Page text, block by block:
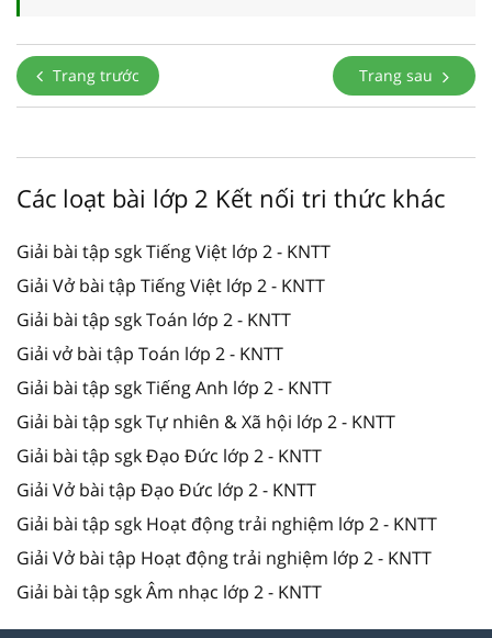
Trang trước Trang sau
Các loạt bài lớp 2 Kết nối tri thức khác
Giải bài tập sgk Tiếng Việt lớp 2 - KNTT
Giải Vở bài tập Tiếng Việt lớp 2 - KNTT
Giải bài tập sgk Toán lớp 2 - KNTT
Giải vở bài tập Toán lớp 2 - KNTT
Giải bài tập sgk Tiếng Anh lớp 2 - KNTT
Giải bài tập sgk Tự nhiên & Xã hội lớp 2 - KNTT
Giải bài tập sgk Đạo Đức lớp 2 - KNTT
Giải Vở bài tập Đạo Đức lớp 2 - KNTT
Giải bài tập sgk Hoạt động trải nghiệm lớp 2 - KNTT
Giải Vở bài tập Hoạt động trải nghiệm lớp 2 - KNTT
Giải bài tập sgk Âm nhạc lớp 2 - KNTT